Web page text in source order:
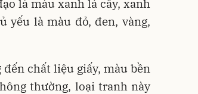
là màu xanh lá cây, xanh
yếu là màu đỏ, đen, vàng,
chất liệu giấy, màu bền
thường, loại tranh này